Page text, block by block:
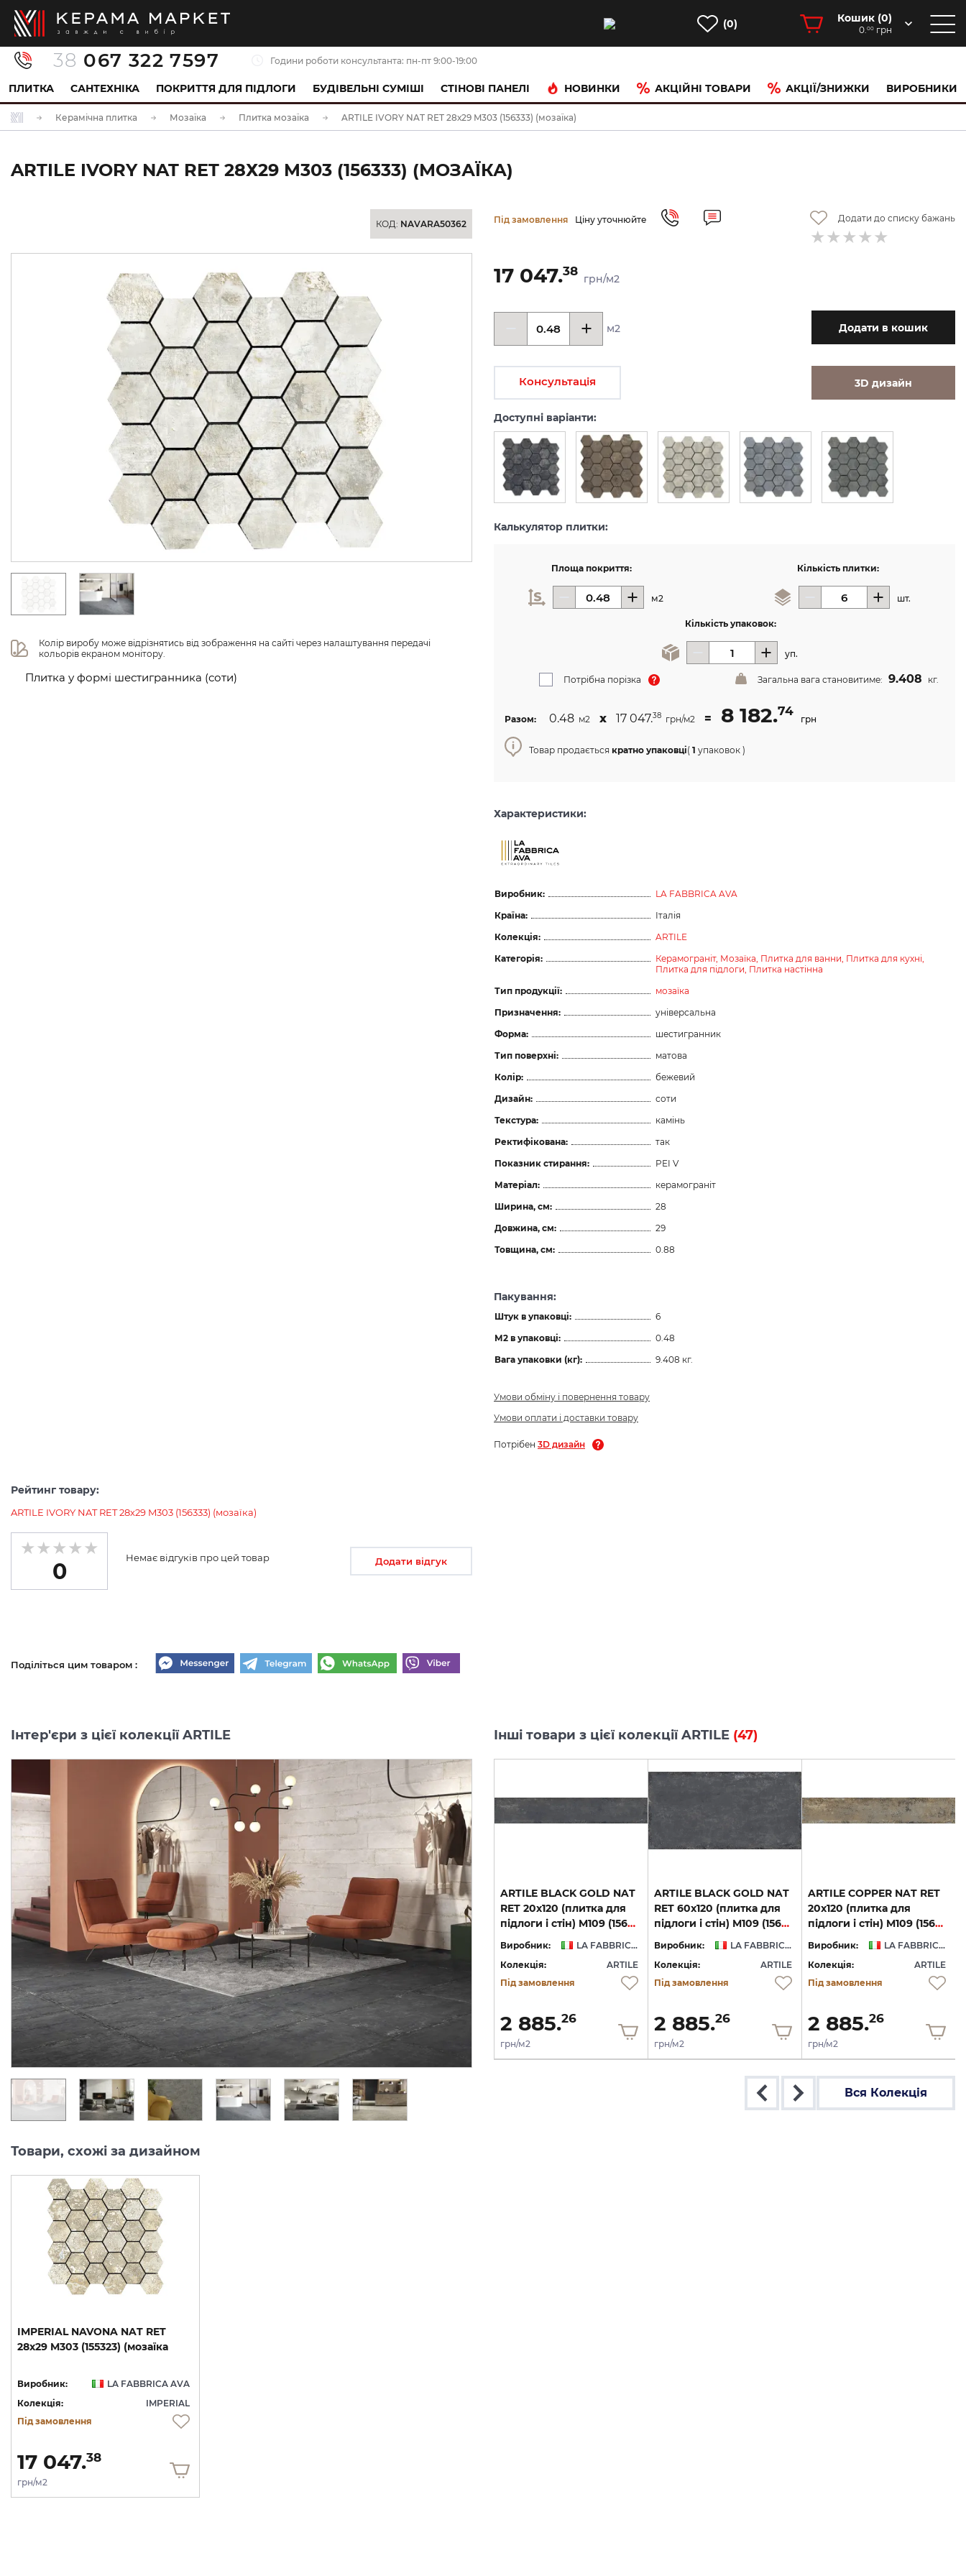
(0) Кошик (0)
0.00 грн
38 067 322 7597 Години роботи консультанта: пн-пт 9:00-19:00
ПЛИТКА САНТЕХНІКА ПОКРИТТЯ ДЛЯ ПІДЛОГИ БУДІВЕЛЬНІ СУМІШІ CТІНОВІ ПАНЕЛІ НОВИНКИ АКЦІЙНІ ТОВАРИ АКЦІЇ/ЗНИЖКИ ВИРОБНИКИ
Керамічна плитка Мозаїка Плитка мозаїка ARTILE IVORY NAT RET 28х29 M303 (156333) (мозаїка)
ARTILE IVORY NAT RET 28Х29 M303 (156333) (МОЗАЇКА)
КОД: NAVARA50362
Колір виробу може відрізнятись від зображення на сайті через налаштування передачі
кольорів екраном монітору.
Плитка у формі шестигранника (соти)
Під замовлення Ціну уточнюйте Додати до списку бажань
17 047.38
грн/м2
м2 Додати в кошик
Консультація 3D дизайн
Доступні варіанти:
Калькулятор плитки:
Площа покриття:
м2
Кількість плитки:
шт.
Кількість упаковок:
уп.
Потрібна порізка Загальна вага становитиме: 9.408 кг.
Разом: 0.48 м2 х 17 047.38 грн/м2 = 8 182.74
грн
Товар продається кратно упаковці( 1 упаковок )
Характеристики:
Виробник:
LA FABBRICA AVA
Країна:
Італія
Колекція:
ARTILE
Категорія:
Керамограніт, Мозаїка, Плитка для ванни, Плитка для кухні,
Плитка для підлоги, Плитка настінна
Тип продукції:
мозаїка
Призначення:
універсальна
Форма:
шестигранник
Тип поверхні:
матова
Колір:
бежевий
Дизайн:
соти
Текстура:
камінь
Ректифікована:
так
Показник стирання:
PEI V
Матеріал:
керамограніт
Ширина, см:
28
Довжина, см:
29
Товщина, см:
0.88
Пакування:
Штук в упаковці:
6
М2 в упаковці:
0.48
Вага упаковки (кг):
9.408 кг.
Умови обміну і повернення товару
Умови оплати і доставки товару
Потрібен 3D дизайн
Рейтинг товару:
ARTILE IVORY NAT RET 28х29 M303 (156333) (мозаїка)
0
Немає відгуків про цей товар Додати відгук
Поділіться цим товаром :
Інтер'єри з цієї колекції ARTILE Інші товари з цієї колекції ARTILE (47)
ARTILE BLACK GOLD NAT
RET 27х25.5 M177 (156301)
(мозаїка)
Виробник:
LA FABBRICA AVA
Колекція:
ARTILE
Під замовлення
6 894. 58
грн/м2
ARTILE BLACK GOLD NAT
RET 28х29 M303 (156331)
(мозаїка)
Виробник:
Колекція:
ARTILE
Під замовлення
17 047. 38
грн/м2
ARTILE BLACK GOLD NAT
RET 30х30 M193 (156321)
(мозаїка)
Виробник:
Колекція:
Під замовлення
7 894. 32
грн/м2
ARTILE BLACK GOLD NAT
RET 20х120 (плитка для
підлоги і стін) M109 (156031)
Виробник:
LA FABBRICA AVA
Колекція:
ARTILE
Під замовлення
2 885.26
грн/м2
ARTILE BLACK GOLD NAT
RET 60х120 (плитка для
підлоги і стін) M109 (156006)
Виробник:
LA FABBRICA AVA
Колекція:
ARTILE
Під замовлення
2 885.26
грн/м2
ARTILE COPPER NAT RET
20х120 (плитка для
підлоги і стін) M109 (156034)
Виробник:
LA FABBRICA AVA
Колекція:
ARTILE
Під замовлення
2 885.26
грн/м2
Вся Колекція
Товари, схожі за дизайном
IMPERIAL NAVONA NAT RET
28х29 M303 (155323) (мозаїка
Виробник:
LA FABBRICA AVA
Колекція:
IMPERIAL
Під замовлення
17 047.38
грн/м2